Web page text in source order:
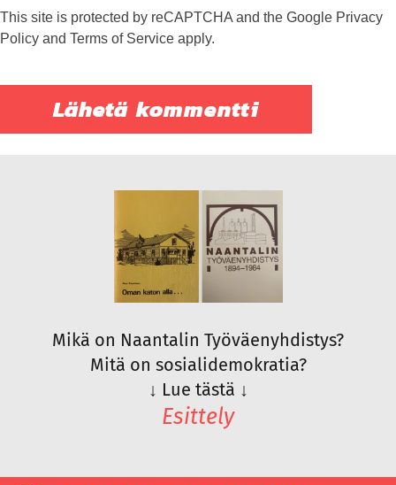
This site is protected by reCAPTCHA and the Google Privacy
Policy and Terms of Service apply.
Mikä on Naantalin Työväenyhdistys?
Mitä on sosialidemokratia?
↓ Lue tästä ↓
Esittely